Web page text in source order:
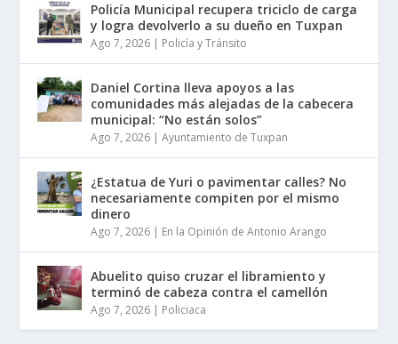
Policía Municipal recupera triciclo de carga
y logra devolverlo a su dueño en Tuxpan
Ago 7, 2026 | Policía y Tránsito
Daniel Cortina lleva apoyos a las
comunidades más alejadas de la cabecera
municipal: “No están solos”
Ago 7, 2026 |Ayuntamiento de Tuxpan
¿Estatua de Yuri o pavimentar calles? No
necesariamente compiten por el mismo
dinero
Ago 7, 2026 | En la Opinión de Antonio Arango
Abuelito quiso cruzar el libramiento y
terminó de cabeza contra el camellón
Ago 7, 2026 | Policiaca